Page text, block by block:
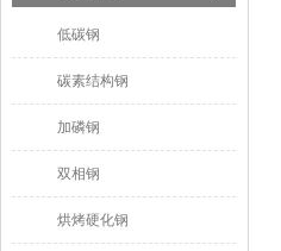
低碳钢
碳素结构钢
加磷钢
双相钢
烘烤硬化钢